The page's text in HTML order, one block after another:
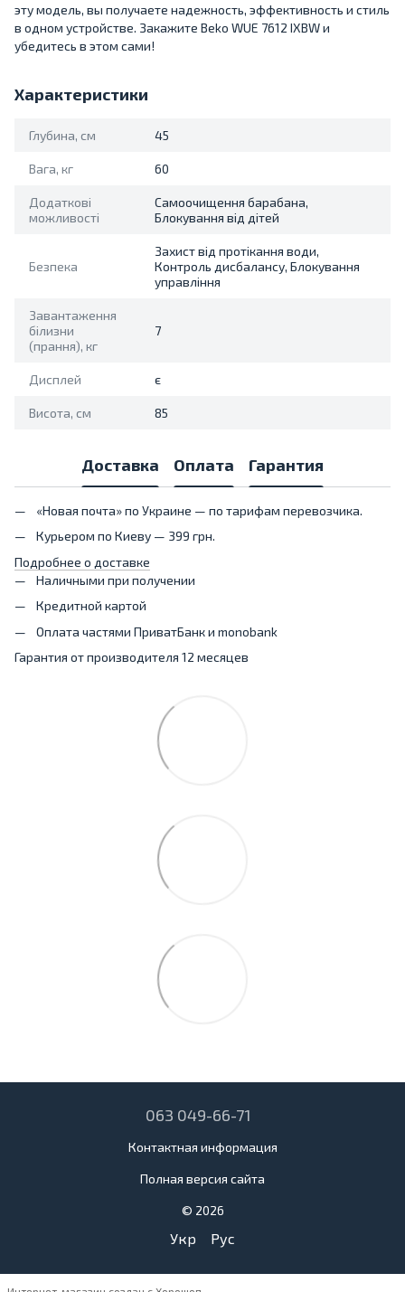
эту модель, вы получаете надежность, эффективность и стиль
в одном устройстве. Закажите Beko WUE 7612 IXBW и
убедитесь в этом сами!
Характеристики
Глубина, см 45
Вага, кг 60
Додаткові
можливості
Самоочищення барабана,
Блокування від дітей
Безпека
Захист від протікання води,
Контроль дисбалансу, Блокування
управління
Завантаження
білизни
(прання), кг
7
Дисплей є
Висота, см 85
Доставка Оплата Гарантия
«Новая почта» по Украине — по тарифам перевозчика.
Курьером по Киеву — 399 грн.
Подробнее о доставке
Наличными при получении
Кредитной картой
Оплата частями ПриватБанк и monobank
Гарантия от производителя 12 месяцев
063 049-66-71
Контактная информация
Полная версия сайта
© 2026
Укр Рус